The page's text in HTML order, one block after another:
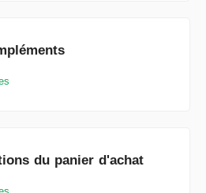
du panier d'achat